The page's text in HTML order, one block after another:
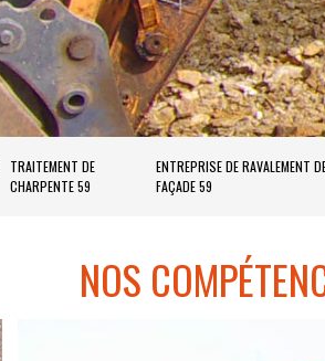
TRAITEMENT DE
CHARPENTE 59
ENTREPRISE DE RAVALEMENT
FAÇADE 59
NOS